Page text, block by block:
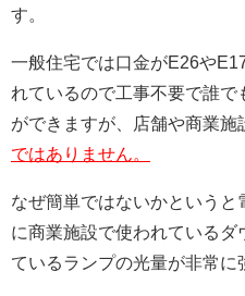
す。
一般住宅では口金がE26や
れているので工事不要で誰で
ができますが、店舗や商業施
ではありません。
なぜ簡単ではないかという
に商業施設で使われている
ているランプの光量が非常に